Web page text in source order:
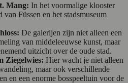
Mang: In het voormalige klooster
van Füssen en het stadsmuseum
De galerijen zijn niet alleen een
van middeleeuwse kunst, maar
uitzicht over de oude stad.
Ziegelwies: Hier wacht je niet alleen
maar ook verschillende
en een enorme bosspeeltuin voor de